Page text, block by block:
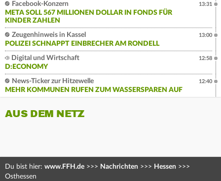
Facebook-Konzern
META SOLL 567 MILLIONEN DOLLAR IN FONDS FÜR
KINDER ZAHLEN
13:31
Zeugenhinweis in Kassel
POLIZEI SCHNAPPT EINBRECHER AM RONDELL
13:00
Digital und Wirtschaft
D:ECONOMY
12:58
News-Ticker zur Hitzewelle
MEHR KOMMUNEN RUFEN ZUM WASSERSPAREN AUF
12:40
AUS DEM NETZ
Du bist hier: www.FFH.de >>> Nachrichten >>> Hessen >>>
Osthessen